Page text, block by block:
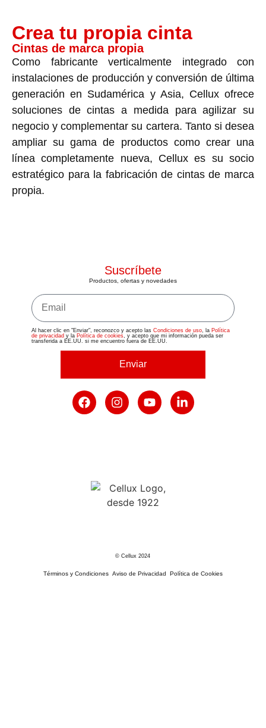
Crea tu propia cinta
Cintas de marca propia
Como fabricante verticalmente integrado con
instalaciones de producción y conversión de última
generación en Sudamérica y Asia, Cellux ofrece
soluciones de cintas a medida para agilizar su
negocio y complementar su cartera. Tanto si desea
ampliar su gama de productos como crear una
línea completamente nueva, Cellux es su socio
estratégico para la fabricación de cintas de marca
propia.
Suscríbete
Productos, ofertas y novedades
Al hacer clic en "Enviar", reconozco y acepto las Condiciones de uso, la Política
de privacidad y la Política de cookies, y acepto que mi información pueda ser
transferida a EE.UU. si me encuentro fuera de EE.UU.
Enviar
© Cellux 2024
Términos y Condiciones Aviso de Privacidad Política de Cookies